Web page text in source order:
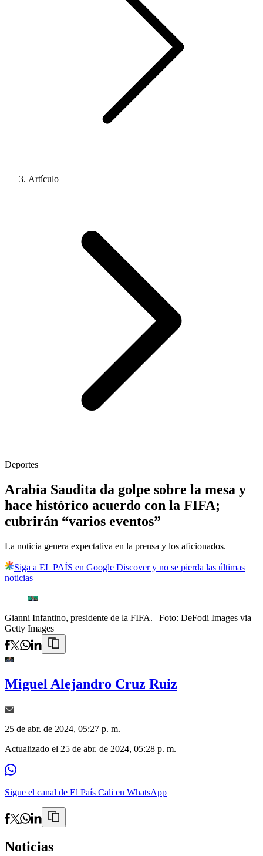
Artículo
Deportes
Arabia Saudita da golpe sobre la mesa y
hace histórico acuerdo con la FIFA;
cubrirán “varios eventos”
La noticia genera expectativa en la prensa y los aficionados.
Siga a EL PAÍS en Google Discover y no se pierda las últimas
noticias
Gianni Infantino, presidente de la FIFA. | Foto: DeFodi Images via
Getty Images
Miguel Alejandro Cruz Ruiz
25 de abr. de 2024, 05:27 p. m.
Actualizado el 25 de abr. de 2024, 05:28 p. m.
Sigue el canal de El País Cali en WhatsApp
Noticias